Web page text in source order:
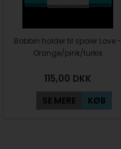
Bobbin holder til spoler Love -
Orange/pink/turkis
115,00 DKK
SE MERE KØB